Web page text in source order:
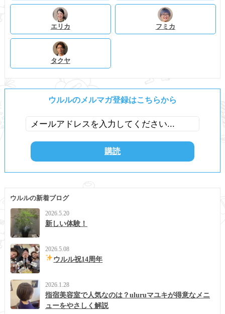
エリカ フミカ
タクヤ
ウルルのメルマガ登録はこちらから
ウルルの新着ブログ
2026.5.20
新しい体験！
2026.5.08
ウルル祝14周年
2026.1.28
指宿美容室で人気なのは？uluruマユキが得意なメニ
ューをやさしく解説